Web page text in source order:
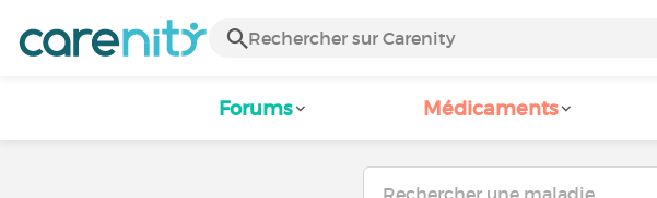
Forums Médicaments